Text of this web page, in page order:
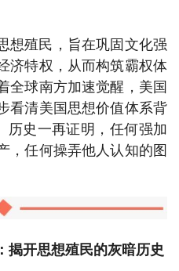
想殖民，旨在巩固文化强
济特权，从而构筑霸权体
全球南方加速觉醒，美国
看清美国思想价值体系背
历史一再证明，任何强加
，任何操弄他人认知的图
揭开思想殖民的灰暗历史